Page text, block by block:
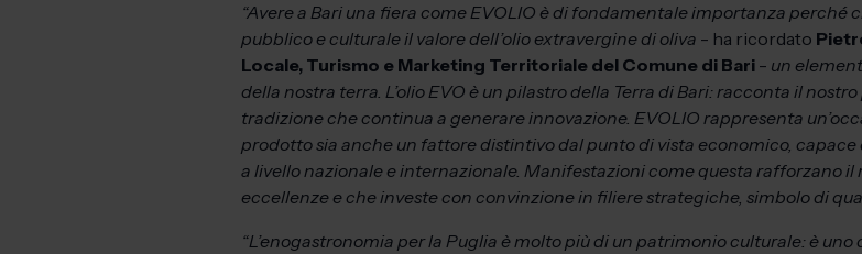
“Avere a Bari una fiera come EVOLIO è di fondamentale importanza
pubblico e culturale il valore dell’olio extravergine di oliva - ha ricordato
Locale, Turismo e Marketing Territoriale del Comune di Bari - un
della nostra terra. L’olio EVO è un pilastro della Terra di Bari: racconta il
tradizione che continua a generare innovazione. EVOLIO rappresenta
prodotto sia anche un fattore distintivo dal punto di vista economico,
a livello nazionale e internazionale. Manifestazioni come questa rafforzano
eccellenze e che investe con convinzione in filiere strategiche, simbolo di
“L’enogastronomia per la Puglia è molto più di un patrimonio culturale: è